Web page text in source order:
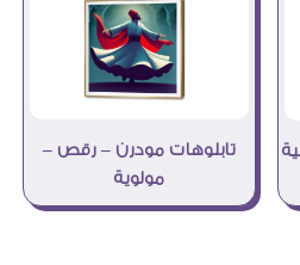
تابلوهات مودرن – رقص –
مولوية